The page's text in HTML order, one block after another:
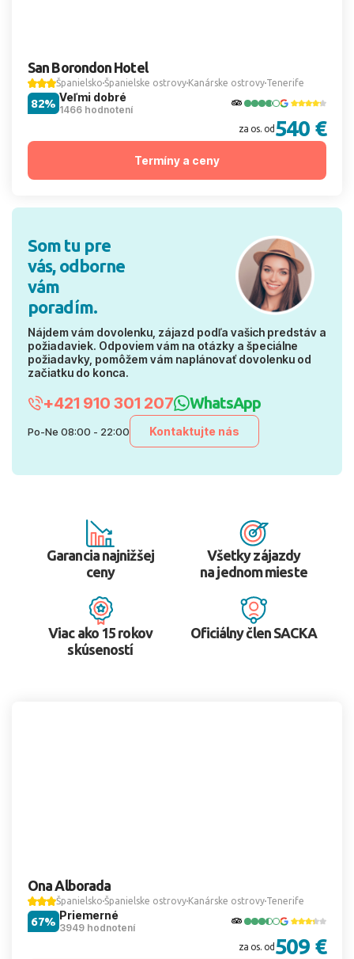
San Borondon Hotel
Španielsko Španielske ostrovy Kanárske ostrovy Tenerife
Veľmi dobré
1466 hodnotení
82%
za os. od 540 €
Termíny a ceny
Som tu pre
vás, odborne
vám
poradím.
Nájdem vám dovolenku, zájazd podľa vašich predstáv a
požiadaviek. Odpoviem vám na otázky a špeciálne
požiadavky, pomôžem vám naplánovať dovolenku od
začiatku do konca.
+421 910 301 207 WhatsApp
Po-Ne 08:00 - 22:00 Kontaktujte nás
Garancia najnižšej
ceny
Všetky zájazdy
na jednom mieste
Viac ako 15 rokov
skúseností
Oficiálny člen SACKA
Ona Alborada
Španielsko Španielske ostrovy Kanárske ostrovy Tenerife
Priemerné
3949 hodnotení
67%
za os. od 509 €